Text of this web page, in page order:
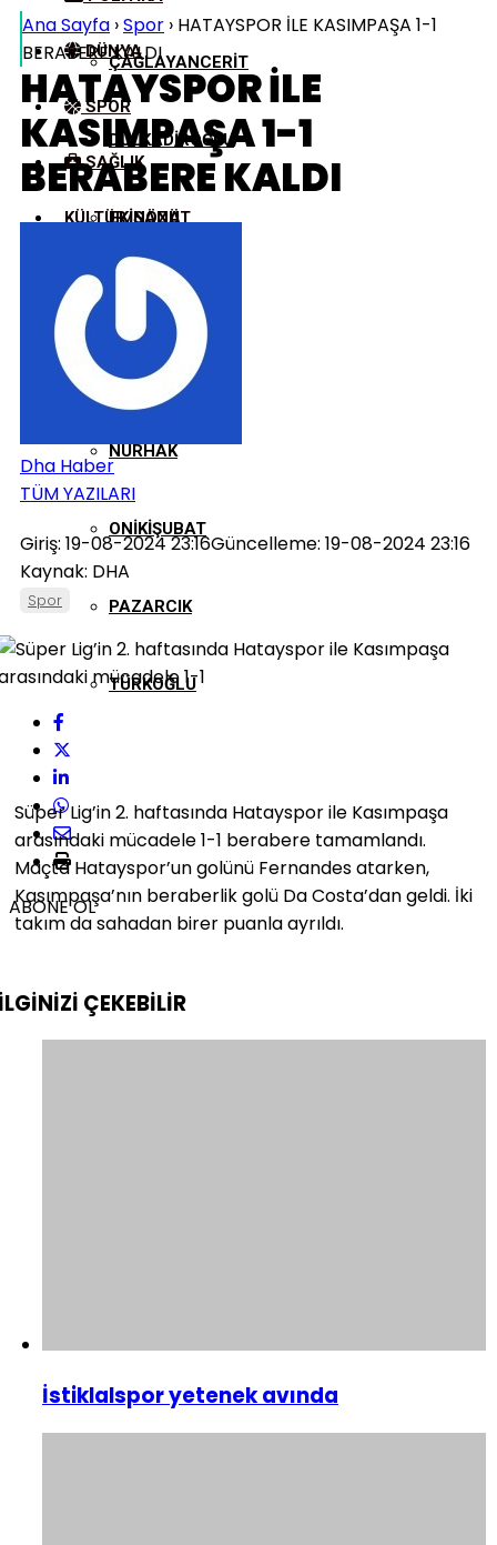
ÇAĞLAYANCERIT
DULKADIROĞLU
EKINÖZÜ
ELBISTAN
GÖKSUN
NURHAK
ONIKIŞUBAT
PAZARCIK
TÜRKOĞLU
DÜNYA
SPOR
SAĞLIK
KÜLTÜR/SANAT
Ana Sayfa ›Spor › HATAYSPOR İLE KASIMPAŞA 1-1
BERABERE KALDI
HATAYSPOR İLE
KASIMPAŞA 1-1
BERABERE KALDI
Dha Haber
TÜM YAZILARI
Giriş: 19-08-2024 23:16Güncelleme: 19-08-2024 23:16
Kaynak: DHA
Spor
ABONE OL
Süper Lig’in 2. haftasında Hatayspor ile Kasımpaşa
arasındaki mücadele 1-1 berabere tamamlandı.
Maçta Hatayspor’un golünü Fernandes atarken,
Kasımpaşa’nın beraberlik golü Da Costa’dan geldi. İki
takım da sahadan birer puanla ayrıldı.
ÇEKEBİLİR
İstiklalspor yetenek avında